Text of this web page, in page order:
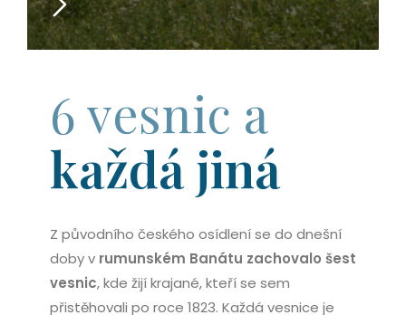
6 vesnic a
každá jiná
Z původního českého osídlení se do dnešní
doby v rumunském Banátu zachovalo šest
vesnic, kde žijí krajané, kteří se sem
přistěhovali po roce 1823. Každá vesnice je